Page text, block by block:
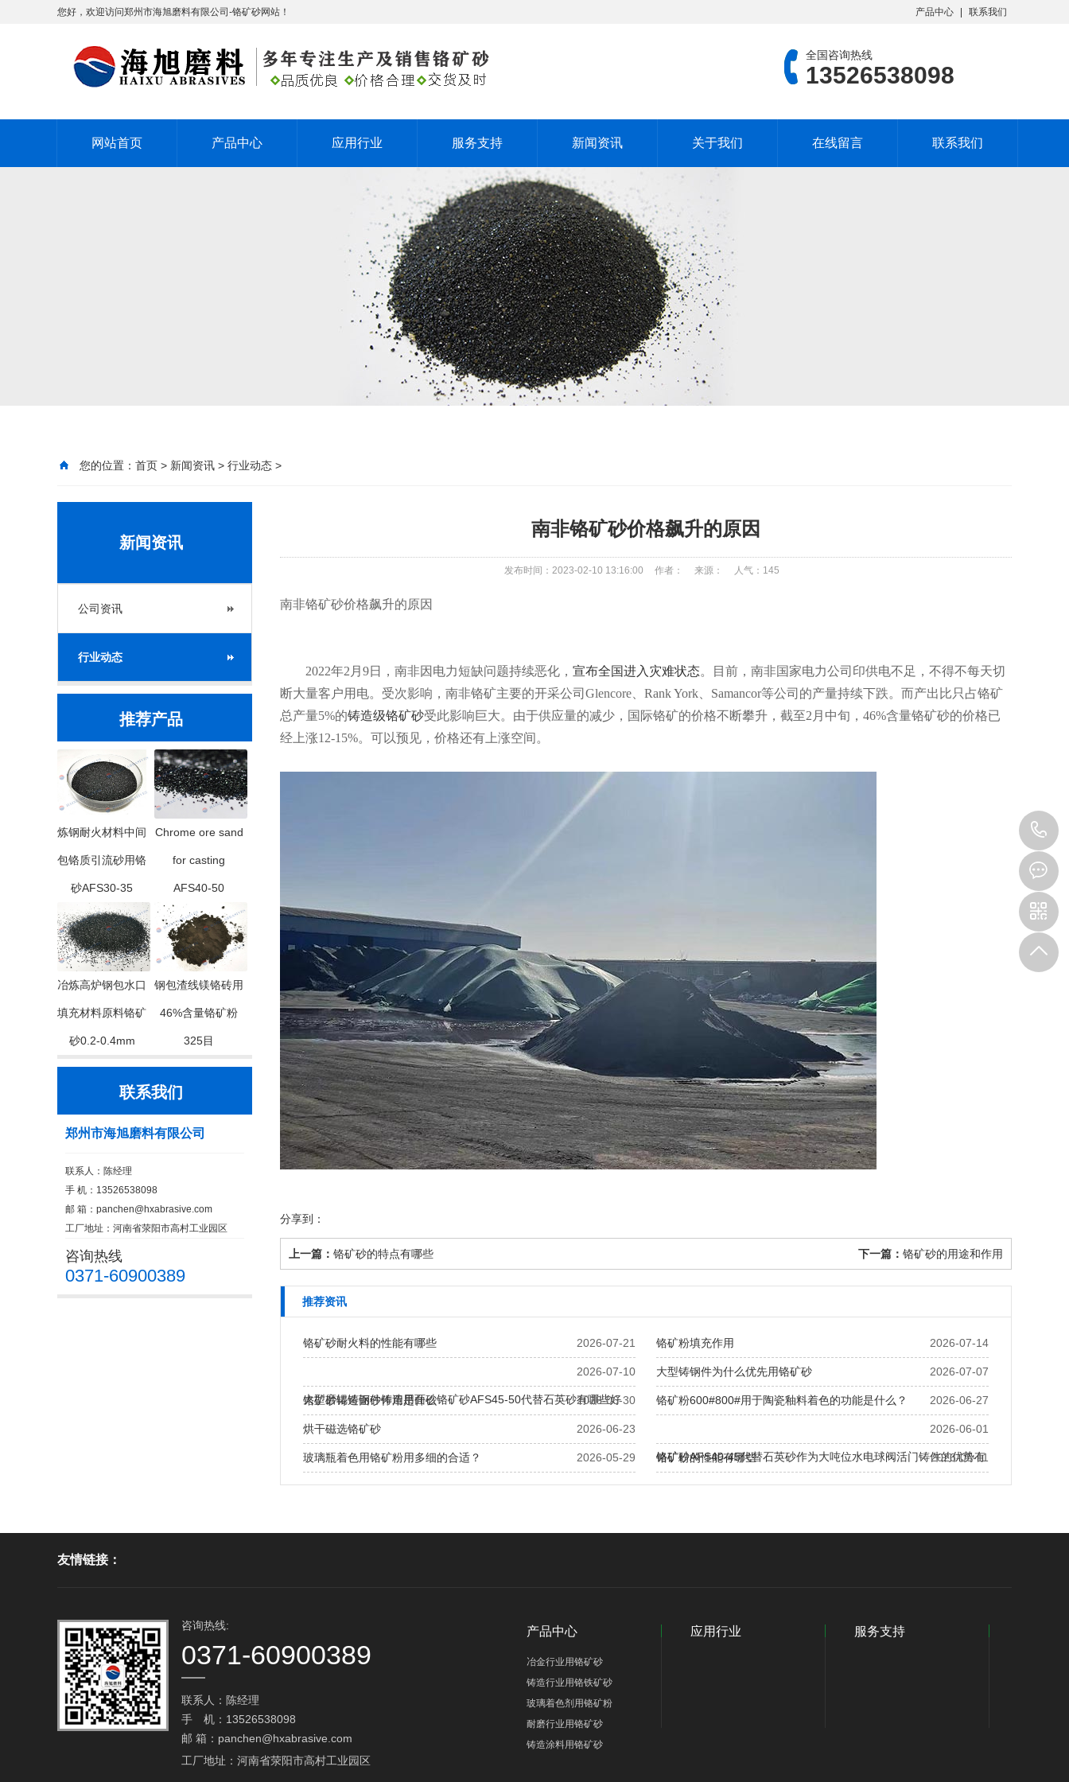
您好，欢迎访问郑州市海旭磨料有限公司-铬矿砂网站！ 产品中心 联系我们
全国咨询热线
13526538098
网站首页 产品中心 应用行业 服务支持 新闻资讯 关于我们 在线留言 联系我们
您的位置： 首页 > 新闻资讯 > 行业动态 >
新闻资讯
公司资讯
行业动态
推荐产品
炼钢耐火材料中间
包铬质引流砂用铬
砂AFS30-35
Chrome ore sand
for casting
AFS40-50
冶炼高炉钢包水口
填充材料原料铬矿
砂0.2-0.4mm
钢包渣线镁铬砖用
46%含量铬矿粉
325目
联系我们
郑州市海旭磨料有限公司
联系人：陈经理
手 机：13526538098
邮 箱： panchen@hxabrasive.com
工厂地址：河南省荥阳市高村工业园区
咨询热线
0371-60900389
南非铬矿砂价格飙升的原因
发布时间：2023-02-10 13:16:00 作者： 来源： 人气： 145
南非铬矿砂价格飙升的原因
2022年2月9日，南非因电力短缺问题持续恶化， 宣布全国进入灾难状态。目前，南非国家电力公司印供电不足，不得不每天切
断大量客户用电。受次影响，南非铬矿主要的开采公司 Glencore 、Rank York、Samancor等公司的产量持续下跌。而产出比只占铬矿
总产量5%的铸造级铬矿砂受此影响巨大。由于供应量的减少，国际铬矿的价格不断攀升，截至2月中旬，46%含量铬矿砂的价格已
经上涨12-15%。可以预见，价格还有上涨空间。
分享到：
上一篇： 铬矿砂的特点有哪些 下一篇： 铬矿砂的用途和作用
推荐资讯
2026-07-21
铬矿砂耐火料的性能有哪些 2026-07-14
铬矿粉填充作用
2026-07-10
大型磨辊铸钢件铸造用面砂铬矿砂AFS45-50代替石英砂有哪些好
处？
2026-07-07
大型铸钢件为什么优先用铬矿砂
2026-06-30
铬矿砂铸造面砂作用是什么 2026-06-27
铬矿粉600#800#用于陶瓷釉料着色的功能是什么？
2026-06-23
烘干磁选铬矿砂 2026-06-01
铬矿砂AFS40-45代替石英砂作为大吨位水电球阀活门铸件的优势有
哪些？
2026-05-29
玻璃瓶着色用铬矿粉用多细的合适？ 2026-05-11
铬矿粉的性能有哪些
友情链接：
咨询热线:
0371-60900389
联系人：陈经理
手 机：13526538098
邮 箱： panchen@hxabrasive.com
工厂地址：河南省荥阳市高村工业园区
产品中心
冶金行业用铬矿砂
铸造行业用铬铁矿砂
玻璃着色剂用铬矿粉
耐磨行业用铬矿砂
铸造涂料用铬矿砂
应用行业 服务支持